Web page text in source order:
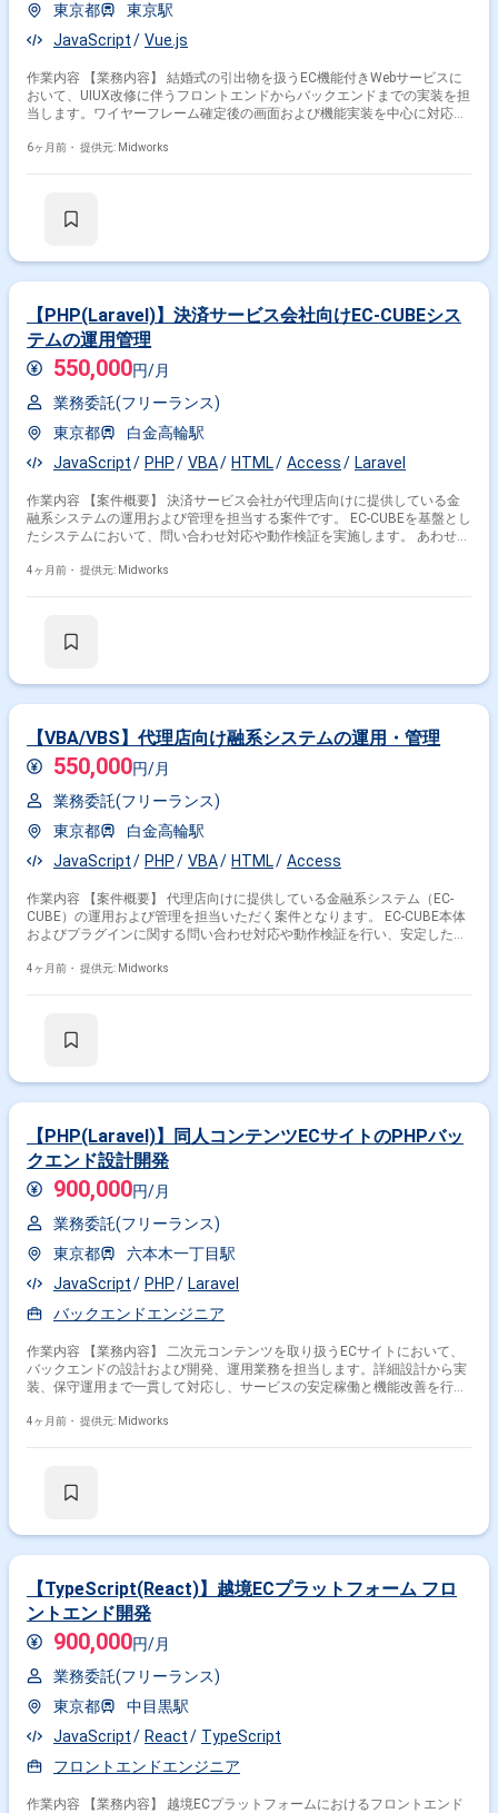
東京都
東京駅
JavaScript
Vue.js
作業内容 【業務内容】 結婚式の引出物を扱うEC機能付きWebサービスに
おいて、UIUX改修に伴うフロントエンドからバックエンドまでの実装を担
当します。ワイヤーフレーム確定後の画面および機能実装を中心に対応
れたサービスとShopify上で構築されたサービスの二系統が存在しており、
ントエンドおよびバックエンドの実装対応 ・ワイヤーフレームを基にした
6ヶ月前・ 提供元: Midworks
【PHP(Laravel)】決済サービス会社向けEC-CUBEシス
テムの運用管理
550,000円/月
業務委託(フリーランス)
東京都
白金高輪駅
JavaScript
PHP VBA HTML Access Laravel
作業内容 【案件概要】 決済サービス会社が代理店向けに提供している金
融系システムの運用および管理を担当する案件です。 EC-CUBEを基盤とし
たシステムにおいて、問い合わせ対応や動作検証を実施します。 あわせて
調査やデータ集計など幅広い業務に関与し、安定したサービス提供を支援
調査などの運用支援
4ヶ月前・ 提供元: Midworks
【VBA/VBS】代理店向け融系システムの運用・管理
550,000円/月
業務委託(フリーランス)
東京都
白金高輪駅
JavaScript
PHP VBA HTML Access
作業内容 【案件概要】 代理店向けに提供している金融系システム（EC-
CUBE）の運用および管理を担当いただく案件となります。 EC-CUBE本体
およびプラグインに関する問い合わせ対応や動作検証を行い、安定したサ
図りつつ、関連する業務支援も幅広く対応いただきます。 決済システムの
体およびプラグインに関する問い合わせ対応 ・EC-CUBEおよびプラグイン
4ヶ月前・ 提供元: Midworks
【PHP(Laravel)】同人コンテンツECサイトのPHPバッ
クエンド設計開発
900,000円/月
業務委託(フリーランス)
東京都
六本木一丁目駅
JavaScript
PHP
Laravel
バックエンドエンジニア
作業内容 【業務内容】 二次元コンテンツを取り扱うECサイトにおいて、
バックエンドの設計および開発、運用業務を担当します。詳細設計から実
装、保守運用まで一貫して対応し、サービスの安定稼働と機能改善を行い
ーマンス向上に取り組みます。 【作業内容】 ・ECサイトのバックエンド
4ヶ月前・ 提供元: Midworks
【TypeScript(React)】越境ECプラットフォーム フロ
ントエンド開発
900,000円/月
業務委託(フリーランス)
東京都
中目黒駅
JavaScript
React
TypeScript
フロントエンドエンジニア
作業内容 【業務内容】 越境ECプラットフォームにおけるフロントエンド